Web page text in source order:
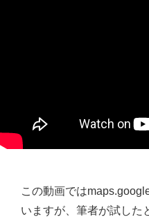
この動画では
いますが、筆者が試した